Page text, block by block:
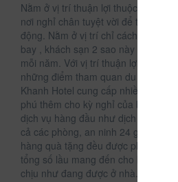
Nằm ở vị trí thuận lợi thuộc Đà Lạt,
nơi nghỉ chân tuyệt vời để tiếp tục
động. Nằm ở vị trí chỉ cách trung
bay , khách sạn 2 sao này thu hút
mỗi năm. Với vị trí thuận lợi, khách
những điểm tham quan du lịch nổi
Khanh Hotel cung cấp nhiều tiện
phú thêm cho kỳ nghỉ của bạn tại
dịch vụ hàng đầu như dịch vụ
cả các phòng, an ninh 24 giờ, dịch
hàng quà tặng đều được phục vụ tại
tổng số lầu mang đến cho khách
chịu như đang được ở nhà. Những